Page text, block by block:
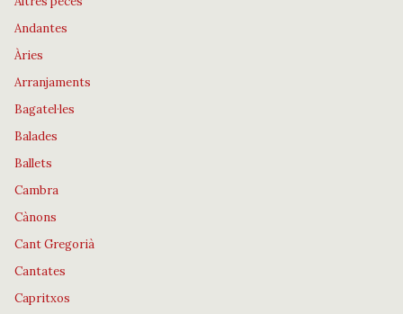
Andantes
Àries
Arranjaments
Bagatel·les
Balades
Ballets
Cambra
Cànons
Cant Gregorià
Cantates
Capritxos